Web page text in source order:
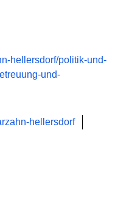
hellersdorf/politik-und-
und-
hellersdorf